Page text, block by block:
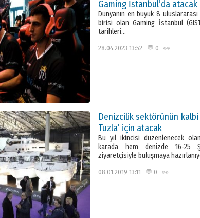
Gaming İstanbul’da atacak
Dünyanın en büyük 8
birisi olan Gaming İstanbul
tarihleri…
28.04.2023 13:52 💬 0 👀
Denizcilik sektörünün kalbi
Tuzla’ için atacak
Bu yıl ikincisi düzenlenecek
karada hem denizde 16-25
ziyaretçisiyle buluşmaya
08.01.2019 13:11 💬 0 👀